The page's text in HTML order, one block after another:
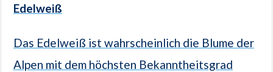
Edelweiß
Das Edelweiß ist wahrscheinlich die Blume der
Alpen mit dem höchsten Bekanntheitsgrad